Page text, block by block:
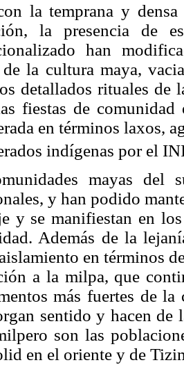
la temprana y
la presencia de
han
la cultura maya,
detallados rituales de
fiestas de comunidad
en términos laxos,
indígenas por el
mayas
y han podido
y se manifiestan en
Además de la
en términos
a la milpa, que
más fuertes de
sentido y hacen de
son las
en el oriente y de